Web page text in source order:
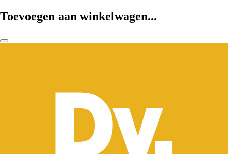
Toevoegen aan winkelwagen...